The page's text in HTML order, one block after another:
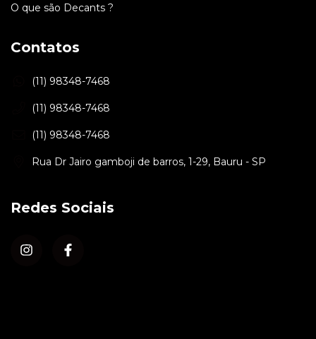
O que são Decants ?
Contatos
(11) 98348-7468
(11) 98348-7468
(11) 98348-7468
Rua Dr Jairo gamboji de barros, 1-29, Bauru - SP
Redes Sociais